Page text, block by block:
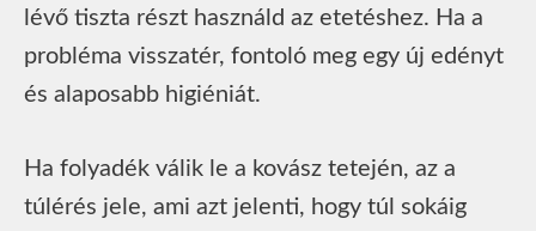
lévő tiszta részt használd az etetéshez. Ha a
probléma visszatér, fontoló meg egy új edényt
és alaposabb higiéniát.
Ha folyadék válik le a kovász tetején, az a
túlérés jele, ami azt jelenti, hogy túl sokáig